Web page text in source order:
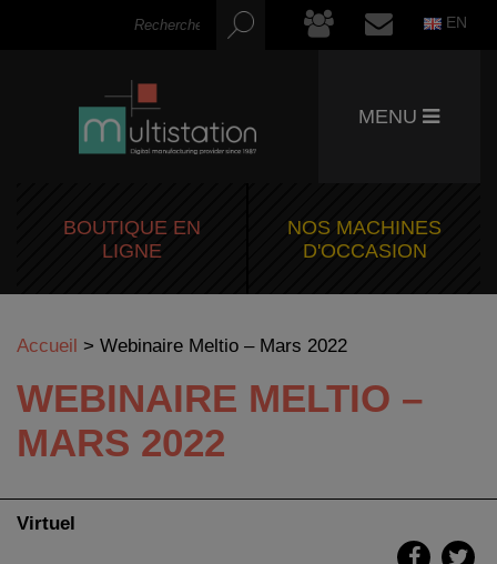
EN
MENU
BOUTIQUE EN
LIGNE
NOS MACHINES
D'OCCASION
Accueil > Webinaire Meltio – Mars 2022
WEBINAIRE MELTIO –
MARS 2022
Virtuel